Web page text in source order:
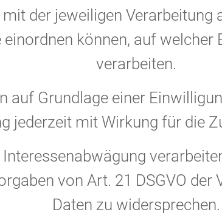
der jeweiligen Verarbeitung
einordnen können, auf
verarbeiten.
auf Grundlage einer
jederzeit mit Wirkung für die
von Art. 21 DSGVO
Daten zu widersprechen.